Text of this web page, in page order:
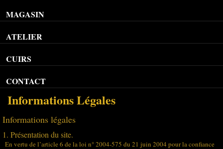
MAGASIN
ATELIER
CUIRS
CONTACT
Informations Légales
Informations légales
1. Présentation du site.
En vertu de l’article 6 de la loi n° 2004-575 du 21 juin 2004 pour la confiance